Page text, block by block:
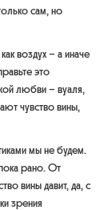
сам, но
воздух – а иначе
это
любви – вуаля,
чувство вины,
мы не будем.
рано. От
вины давит, да, с
зрения